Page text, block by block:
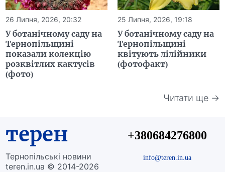
26 Липня, 2026, 20:32
У ботанічному саду на
Тернопільщині
показали колекцію
розквітлих кактусів
(фото)
25 Липня, 2026, 19:18
У ботанічному саду на
Тернопільщині
квітують лілійники
(фотофакт)
Читати ще →
терен
Тернопільські новини
teren.in.ua © 2014-2026
+380684276800
info@teren.in.ua